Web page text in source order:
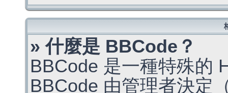
» 什麼是 BBCode？
BBCode 是一種特殊的
BBCode 由管理者決定